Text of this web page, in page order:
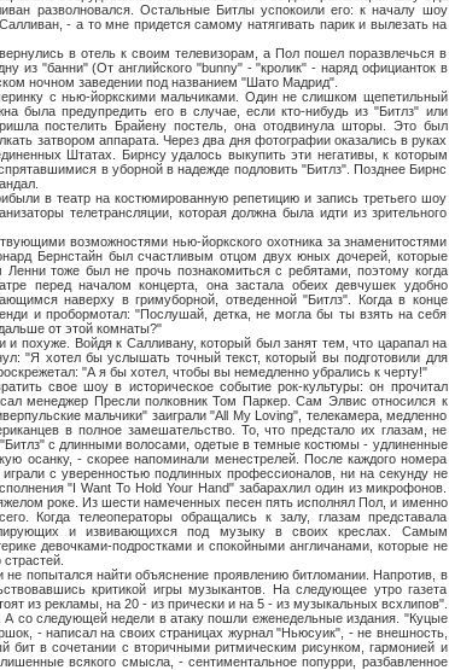
разволновался. Остальные Битлы успокоили его: к началу шоу
- а то мне придется самому натягивать парик и вылезать на
в отель к своим телевизорам, а Пол пошел поразвлечься в
из "банни" (От английского "bunny" - "кролик" - наряд официанток в
ночном заведении под названием "Шато Мадрид".
с нью-йоркскими мальчиками. Один не слишком щепетильный
была предупредить его в случае, если кто-нибудь из "Битлз" или
постелить Брайену постель, она отодвинула шторы. Это был
затвором аппарата. Через два дня фотографии оказались в руках
Штатах. Бирнсу удалось выкупить эти негативы, к которым
в уборной в надежде подловить "Битлз". Позднее Бирнс
в театр на костюмированную репетицию и запись третьего шоу
телетрансляции, которая должна была идти из зрительного
возможностями нью-йоркского охотника за знаменитостями
Бернстайн был счастливым отцом двух юных дочерей, которые
тоже был не прочь познакомиться с ребятами, поэтому когда
перед началом концерта, она застала обеих девчушек удобно
наверху в гримуборной, отведенной "Битлз". Когда в конце
и пробормотал: "Послушай, детка, не могла бы ты взять на себя
от этой комнаты?"
Войдя к Салливану, который был занят тем, что царапал на
"Я хотел бы услышать точный текст, который вы подготовили для
"А я бы хотел, чтобы вы немедленно убрались к черту!"
шоу в историческое событие рок-культуры: он прочитал
менеджер Пресли полковник Том Паркер. Сам Элвис относился к
мальчики" заиграли "Аll My Loving", телекамера, медленно
в полное замешательство. То, что предстало их глазам, не
с длинными волосами, одетые в темные костюмы - удлиненные
осанку, - скорее напоминали менестрелей. После каждого номера
с уверенностью подлинных профессионалов, ни на секунду не
"I Want То Hold Your Hand" забарахлил один из микрофонов.
роке. Из шести намеченных песен пять исполнял Пол, и именно
Когда телеоператоры обращались к залу, глазам представала
и извивающихся под музыку в своих креслах. Самым
девочками-подростками и спокойными англичанами, которые не
найти объяснение проявлению битломании. Напротив, в
критикой игры музыкантов. На следующее утро газета
из рекламы, на 20 - из прически и на 5 - из музыкальных всхлипов".
со следующей недели в атаку пошли еженедельные издания. "Куцые
- написал на своих страницах журнал "Ньюсуик", - не внешность,
в сочетании с вторичными ритмическим рисунком, гармонией и
всякого смысла, - сентиментальное попурри, разбавленное